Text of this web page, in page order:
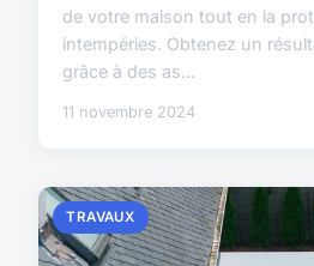
de votre maison tout en la
intempéries. Obtenez un
grâce à des as...
11 novembre 2024
TRAVAUX